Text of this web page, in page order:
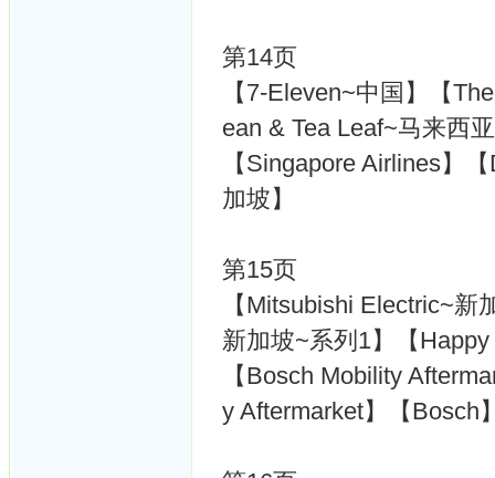
第14页
【7-Eleven~中国】【
ean & Tea Leaf~马来西
【Singapore Airlines】
加坡】
第15页
【Mitsubishi Electric~
新加坡~系列1】【
【Bosch Mobility
y Aftermarket】【Bosch